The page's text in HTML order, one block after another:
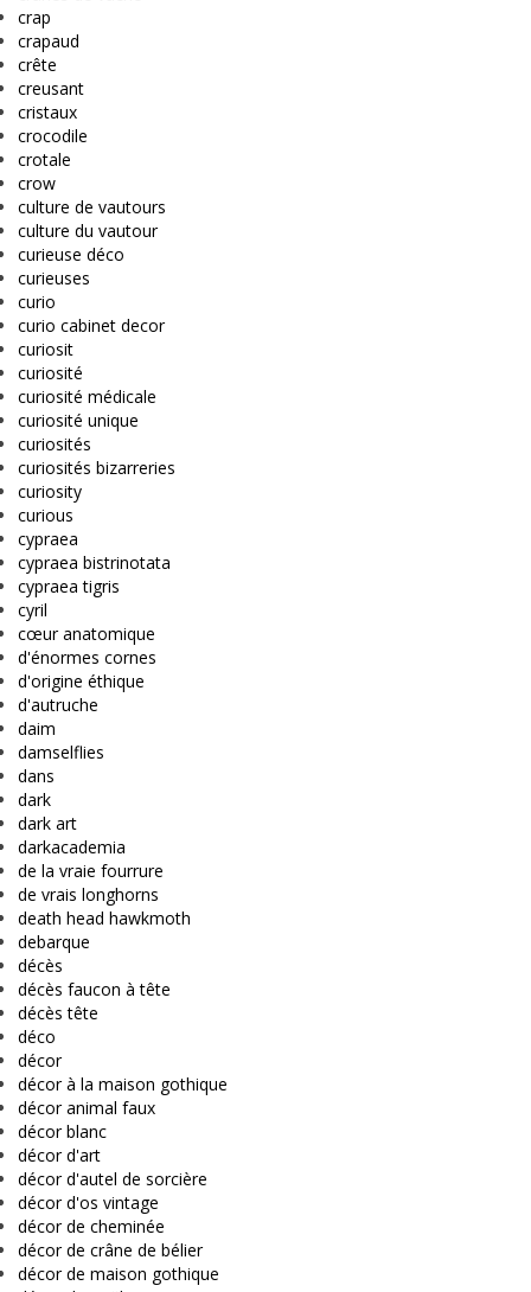
crap
crapaud
crête
creusant
cristaux
crocodile
crotale
crow
culture de vautours
culture du vautour
curieuse déco
curieuses
curio
curio cabinet decor
curiosit
curiosité
curiosité médicale
curiosité unique
curiosités
curiosités bizarreries
curiosity
curious
cypraea
cypraea bistrinotata
cypraea tigris
cyril
cœur anatomique
d'énormes cornes
d'origine éthique
d'autruche
daim
damselflies
dans
dark
dark art
darkacademia
de la vraie fourrure
de vrais longhorns
death head hawkmoth
debarque
décès
décès faucon à tête
décès tête
déco
décor
décor à la maison gothique
décor animal faux
décor blanc
décor d'art
décor d'autel de sorcière
décor d'os vintage
décor de cheminée
décor de crâne de bélier
décor de maison gothique